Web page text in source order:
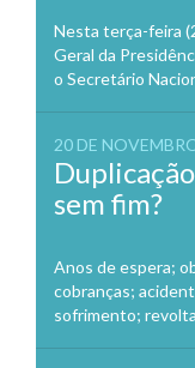
Nesta terça-feira
Geral da
o Secretário
20 DE
sem fim?
Anos de espera;
cobranças;
sofrimento;